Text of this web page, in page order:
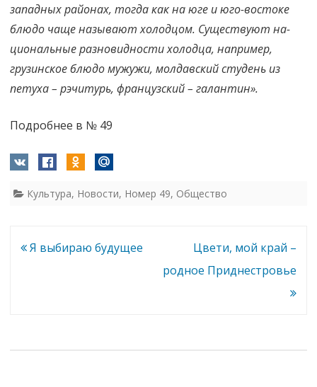
западных районах, тогда как на юге и юго-востоке
блюдо чаще называют холодцом. Существуют на-
циональные разновидности холодца, например,
грузинское блюдо мужужи, молдавский студень из
петуха – рэчитурь, французский – галантин».
Подробнее в № 49
Культура, Новости, Номер 49, Общество
Навигация
Я выбираю будущее
Цвети, мой край –
родное Приднестровье